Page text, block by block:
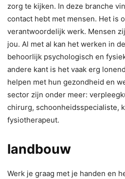
zorg te kijken. In deze branche
contact hebt met mensen. Het is
verantwoordelijk werk. Mensen
jou. Al met al kan het werken in
behoorlijk psychologisch en
andere kant is het vaak erg
helpen met hun gezondheid en
sector zijn onder meer:
chirurg, schoonheidsspecialiste,
fysiotherapeut.
landbouw
Werk je graag met je handen en